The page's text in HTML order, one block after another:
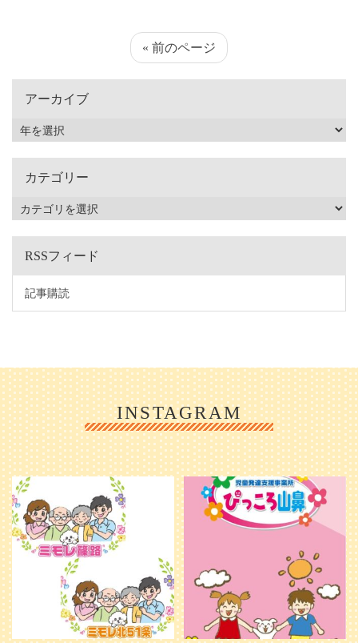
« 前のページ
アーカイブ
カテゴリー
RSSフィード
記事購読
INSTAGRAM
利用者様やご家族の皆さまに、親し
みや温かさが伝わるようなデザイン
を目指し、ミモレのイラストを新し
く作...
20 0
＼ 2026年6月1日 OPEN ／
...
25 0